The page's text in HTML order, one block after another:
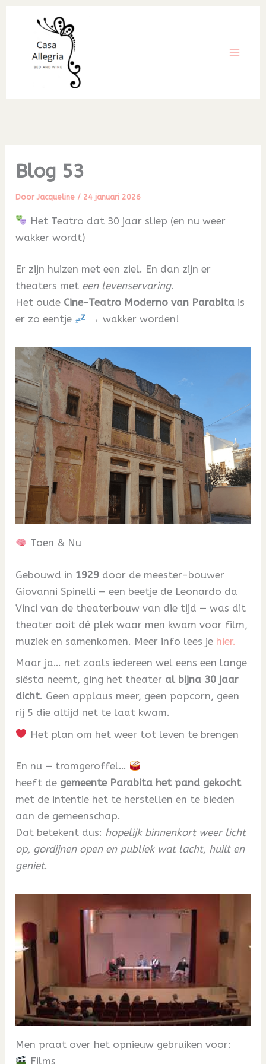
inhoud
Blog 53
DoorJacqueline / 24 januari 2026
Het Teatro dat 30 jaar sliep (en nu weer
wakker wordt)
Er zijn huizen met een ziel. En dan zijn er
theaters met een levenservaring.
Het oude Cine-Teatro Moderno van Parabita is
er zo eentje
→ wakker worden!
Toen & Nu
Gebouwd in 1929 door de meester-bouwer
Giovanni Spinelli — een beetje de Leonardo da
Vinci van de theaterbouw van die tijd — was dit
theater ooit dé plek waar men kwam voor film,
muziek en samenkomen. Meer info lees je hier.
Maar ja… net zoals iedereen wel eens een lange
siësta neemt, ging het theater al bijna 30 jaar
dicht. Geen applaus meer, geen popcorn, geen
rij 5 die altijd net te laat kwam.
Het plan om het weer tot leven te brengen
En nu — tromgeroffel…
heeft de gemeente Parabita het pand gekocht
met de intentie het te herstellen en te bieden
aan de gemeenschap.
Dat betekent dus: hopelijk binnenkort weer licht
op, gordijnen open en publiek wat lacht, huilt en
geniet.
Men praat over het opnieuw gebruiken voor:
Films